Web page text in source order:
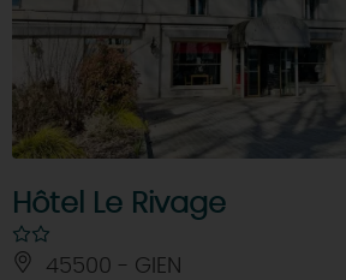
Hôtel Le Rivage
45500 - GIEN